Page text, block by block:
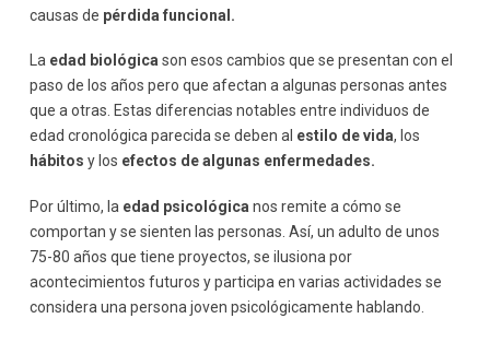
causas de pérdida funcional.
La edad biológica son esos cambios que se presentan con el
paso de los años pero que afectan a algunas personas antes
que a otras. Estas diferencias notables entre individuos de
edad cronológica parecida se deben al estilo de vida, los
hábitos y los efectos de algunas enfermedades.
Por último, la edad psicológica nos remite a cómo se
comportan y se sienten las personas. Así, un adulto de unos
75-80 años que tiene proyectos, se ilusiona por
acontecimientos futuros y participa en varias actividades se
considera una persona joven psicológicamente hablando.